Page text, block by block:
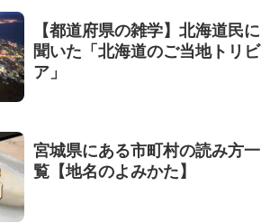
【都道府県の雑学】北海道民に
聞いた「北海道のご当地トリビ
ア」
宮城県にある市町村の読み方一
覧【地名のよみかた】